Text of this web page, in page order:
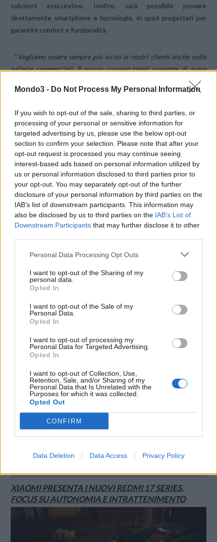
Mondo3 - Do Not Process My Personal Information
If you wish to opt-out of the sale, sharing to third parties, or
processing of your personal or sensitive information for
targeted advertising by us, please use the below opt-out
section to confirm your selection. Please note that after your
opt-out request is processed you may continue seeing
interest-based ads based on personal information utilized by
us or personal information disclosed to third parties prior to
your opt-out. You may separately opt-out of the further
disclosure of your personal information by third parties on the
IAB’s list of downstream participants. This information may
also be disclosed by us to third parties on the IAB’s List of
Downstream Participants that may further disclose it to other
Personal Data Processing Opt Outs
I want to opt-out of the Sharing of my
personal data.
Opted In
I want to opt-out of the Sale of my
Personal Data.
Opted In
I want to opt-out of processing my
Personal Data for Targeted Advertising.
Opted In
I want to opt-out of Collection, Use,
Retention, Sale, and/or Sharing of my
Personal Data that Is Unrelated with the
Purposes for which it was collected.
Opted Out
CONFIRM
Data Deletion Data Access Privacy Policy
soluzioni assicurative. Inoltre, sarà possibile provare
direttamente smartphone e tecnologie, in spazi progettati per
garantire comfort e funzionalità.
“ Vogliamo essere sempre più vicini ai nostri clienti anche nelle
gallerie commerciali. Il nuovo concept retail consente di avere
diversi spazi in cui i nostri addetti possono comunicare,
interagire e offrire soluzioni dedicate”, dichiara Alessandro
Con questo nuovo format, WINDTRE rinnova il suo impegno
nell’innovazione al servizio delle persone, trasformando ogni
visita in un’occasione per semplificare la vita, con soluzioni smart,
accessibili e su misura.
CONDIVIDI QUESTO ARTICOLO:
E-mail LinkedIn Facebook
WhatsApp Stampa
LE MIGLIORI OFFERTE AMAZON
XIAOMI PRESENTA I NUOVI REDMI 17 SERIES,
FOCUS SU AUTONOMIA E INTRATTENIMENTO